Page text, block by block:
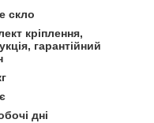
скло
кріплення,
гарантійний
дні